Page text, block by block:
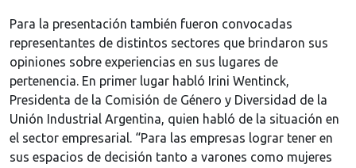
Para la presentación también fueron convocadas
representantes de distintos sectores que brindaron sus
opiniones sobre experiencias en sus lugares de
pertenencia. En primer lugar habló Irini Wentinck,
Presidenta de la Comisión de Género y Diversidad de la
Unión Industrial Argentina, quien habló de la situación en
el sector empresarial. “Para las empresas lograr tener en
sus espacios de decisión tanto a varones como mujeres